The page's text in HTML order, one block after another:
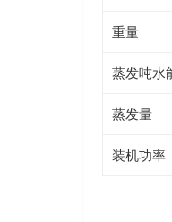
重量
蒸发吨水
蒸发量
装机功率